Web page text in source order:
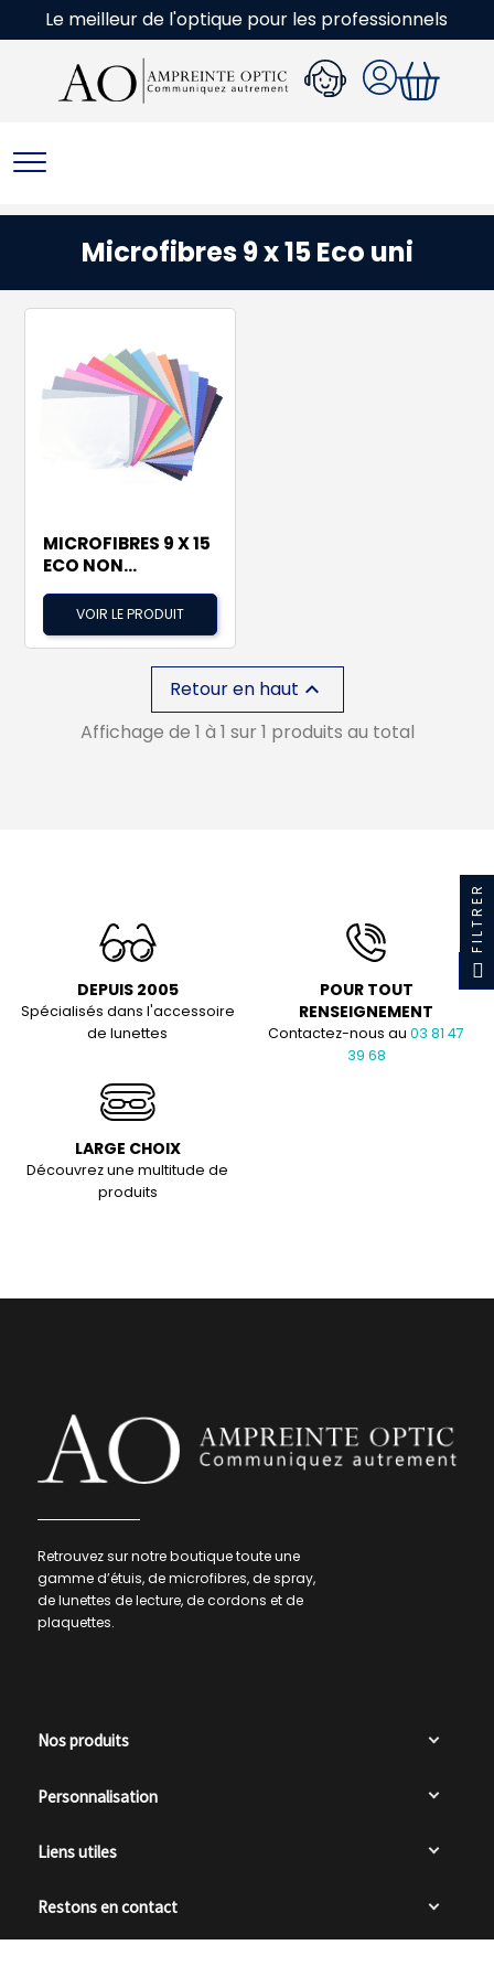
Le meilleur de l'optique pour les professionnels
Microfibres 9 x 15 Eco uni
MICROFIBRES 9 X 15
ECO NON...
VOIR LE PRODUIT
Retour en haut 
Affichage de 1 à 1 sur 1 produits au total
DEPUIS 2005
Spécialisés dans l'accessoire
de lunettes
POUR TOUT
RENSEIGNEMENT
Contactez-nous au03 81 47
39 68
LARGE CHOIX
Découvrez une multitude de
produits
Retrouvez sur notre boutique toute une
gamme d’étuis, de microfibres, de spray,
de lunettes de lecture, de cordons et de
plaquettes.
Nos produits
Personnalisation
Liens utiles
Restons en contact
FILTRER